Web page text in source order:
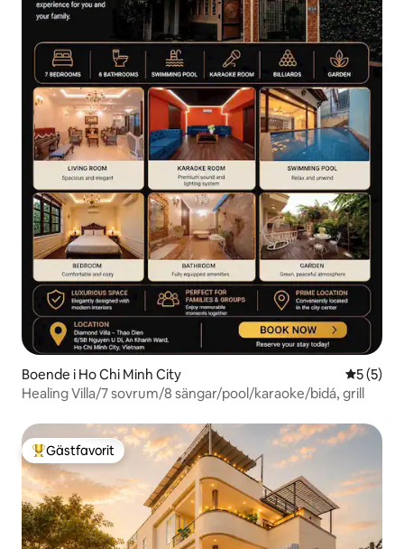
Boende i Ho Chi Minh City 5 av 5 i
5 (5)
Healing Villa/7 sovrum/8 sängar/pool/karaoke/bidá, grill
Populär gästfavorit
Gästfavorit